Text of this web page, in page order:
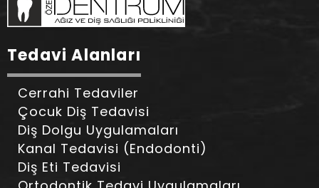
Tedavi Alanları
Cerrahi Tedaviler
Çocuk Diş Tedavisi
Diş Dolgu Uygulamaları
Kanal Tedavisi (Endodonti)
Diş Eti Tedavisi